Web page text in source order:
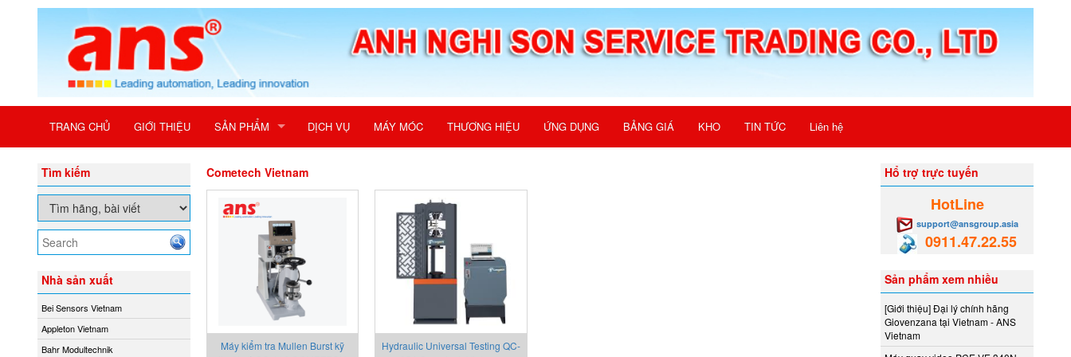
TRANG CHỦ GIỚI THIỆU SẢN PHẨM DỊCH VỤ MÁY MÓC THƯƠNG HIỆU ỨNG DỤNG BẢNG GIÁ KHO TIN TỨC Liên hệ
Tìm kiếm
Nhà sản xuất
Bei Sensors Vietnam
Appleton Vietnam
Bahr Modultechnik
Cometech Vietnam
Máy kiểm tra Mullen Burst kỹ
Hydraulic Universal Testing QC-
Hổ trợ trực tuyến
HotLine
support@ansgroup.asia
0911.47.22.55
Sản phẩm xem nhiều
[Giới thiệu] Đại lý chính hãng
Giovenzana tại Vietnam - ANS
Vietnam